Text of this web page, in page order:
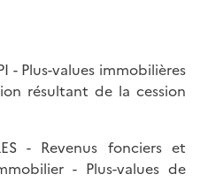
- Plus-values immobilières
résultant de la cession
- Revenus fonciers et
- Plus-values de